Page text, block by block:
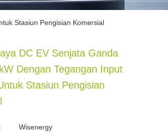
Stasiun Pengisian Komersial
DC EV Senjata Ganda
Dengan Tegangan Input
Stasiun Pengisian
Wisenergy